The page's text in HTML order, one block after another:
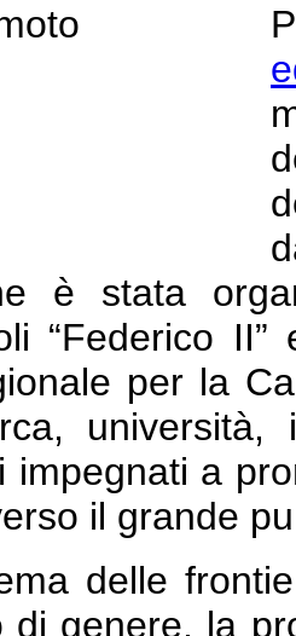
è stata
“Federico II”
per la
università,
impegnati a
il grande
delle
di genere, la